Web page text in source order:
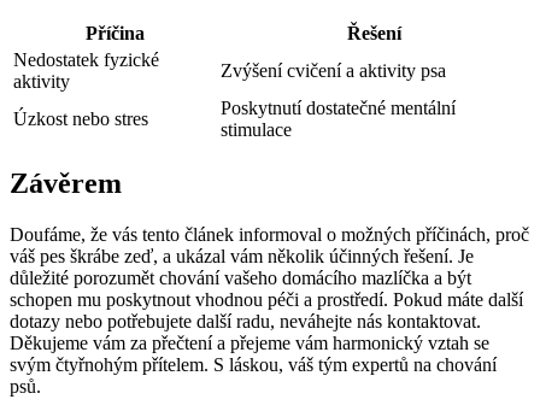
Příčina
Řešení
Nedostatek fyzické
aktivity
Zvýšení cvičení a aktivity psa
Úzkost nebo stres
Poskytnutí dostatečné mentální
stimulace
Závěrem
Doufáme, že vás tento článek informoval o možných příčinách, proč
váš pes škrábe zeď, a ukázal vám několik účinných řešení. Je
důležité porozumět chování vašeho domácího mazlíčka a být
schopen mu poskytnout vhodnou péči a prostředí. Pokud máte další
dotazy nebo potřebujete další radu, neváhejte nás kontaktovat.
Děkujeme vám za přečtení a přejeme vám harmonický vztah se
svým čtyřnohým přítelem. S láskou, váš tým expertů na chování
psů.